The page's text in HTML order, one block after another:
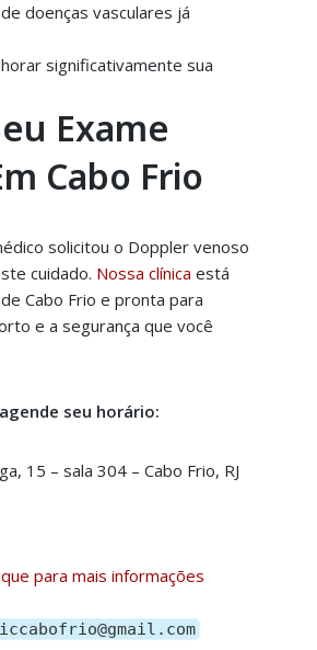
doenças vasculares já
significativamente sua
Exame
Cabo Frio
solicitou o Doppler venoso
cuidado. Nossa clínica está
Cabo Frio e pronta para
e a segurança que você
seu horário:
15 – sala 304 – Cabo Frio, RJ
para mais informações